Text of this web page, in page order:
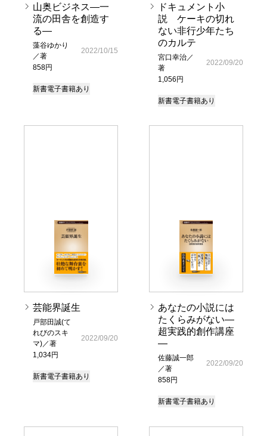
山奥ビジネス―一
流の田舎を創造す
る―
藻谷ゆかり
／著
858円
2022/10/15
新書電子書籍あり
ドキュメント小
説 ケーキの切れ
ない非行少年たち
のカルテ
宮口幸治／
著
1,056円
2022/09/20
新書電子書籍あり
芸能界誕生
戸部田誠(て
れびのスキ
マ)／著
1,034円
2022/09/20
新書電子書籍あり
あなたの小説には
たくらみがない―
超実践的創作講座
―
佐藤誠一郎
／著
858円
2022/09/20
新書電子書籍あり